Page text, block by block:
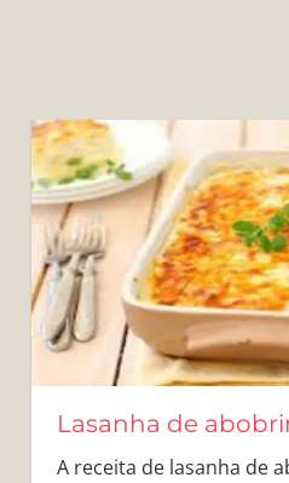
Lasanha de
A receita de lasanha de